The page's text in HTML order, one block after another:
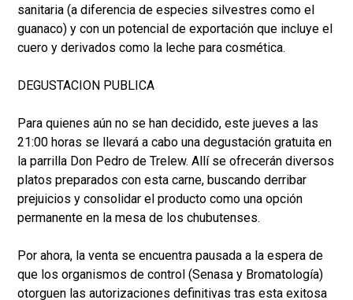
sanitaria (a diferencia de especies silvestres como el
guanaco) y con un potencial de exportación que incluye el
cuero y derivados como la leche para cosmética.
DEGUSTACION PUBLICA
Para quienes aún no se han decidido, este jueves a las
21:00 horas se llevará a cabo una degustación gratuita en
la parrilla Don Pedro de Trelew. Allí se ofrecerán diversos
platos preparados con esta carne, buscando derribar
prejuicios y consolidar el producto como una opción
permanente en la mesa de los chubutenses.
Por ahora, la venta se encuentra pausada a la espera de
que los organismos de control (Senasa y Bromatología)
otorguen las autorizaciones definitivas tras esta exitosa